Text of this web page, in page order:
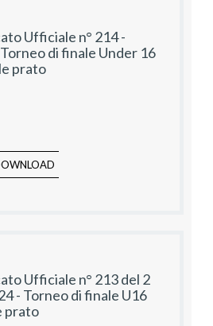
Ufficiale n° 214 -
di finale Under 16
prato
Ufficiale n° 213 del 2
- Torneo di finale U16
prato